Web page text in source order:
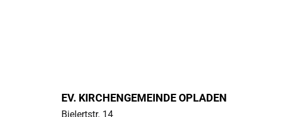
EV. KIRCHENGEMEINDE OPLADEN
Bielertstr. 14